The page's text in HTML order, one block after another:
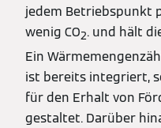
jedem Betriebspunkt
wenig CO2. und hält
Ein
ist bereits integriert,
für den Erhalt von
gestaltet. Darüber